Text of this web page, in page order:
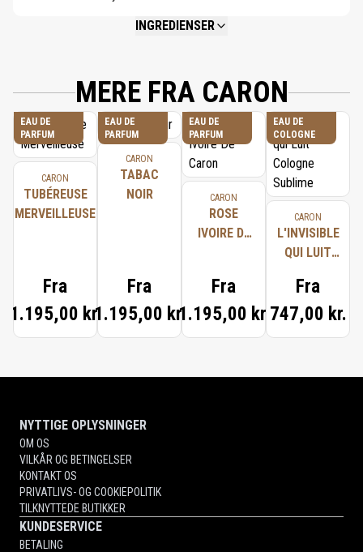
INGREDIENSER
MERE FRA CARON
EAU DE
PARFUM
CARON
TUBÉREUSE
MERVEILLEUSE
Fra
1.195,00 kr.
EAU DE
PARFUM
CARON
TABAC
NOIR
Fra
1.195,00 kr.
EAU DE
PARFUM
CARON
ROSE
IVOIRE DE
Fra
1.195,00 kr.
EAU DE
COLOGNE
CARON
L'INVISIBLE
QUI LUIT
SUBLIME
Fra
747,00 kr.
NYTTIGE OPLYSNINGER
OM OS
VILKÅR OG BETINGELSER
KONTAKT OS
PRIVATLIVS- OG COOKIEPOLITIK
TILKNYTTEDE BUTIKKER
KUNDESERVICE
BETALING